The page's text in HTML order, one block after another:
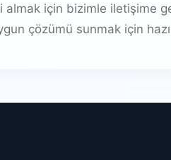
almak için bizimle iletişime
çözümü sunmak için